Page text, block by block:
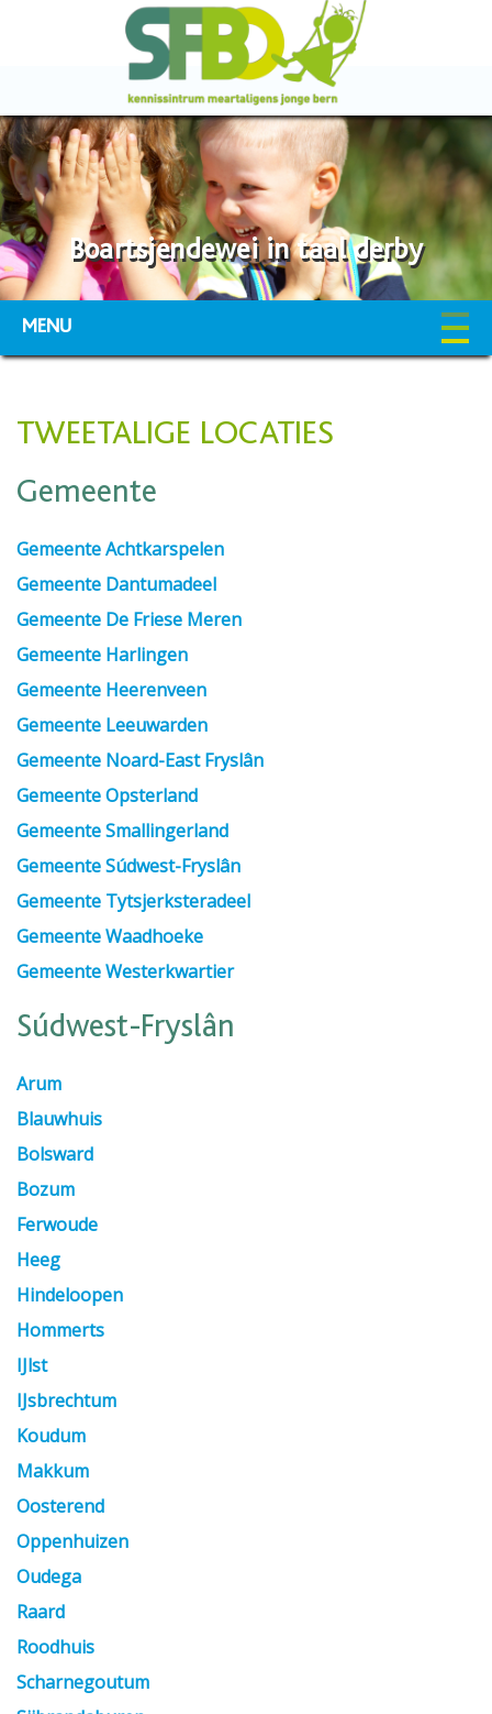
Boartsjendewei in taal derby
MENU
TWEETALIGE LOCATIES
Gemeente
Gemeente Achtkarspelen
Gemeente Dantumadeel
Gemeente De Friese Meren
Gemeente Harlingen
Gemeente Heerenveen
Gemeente Leeuwarden
Gemeente Noard-East Fryslân
Gemeente Opsterland
Gemeente Smallingerland
Gemeente Súdwest-Fryslân
Gemeente Tytsjerksteradeel
Gemeente Waadhoeke
Gemeente Westerkwartier
Súdwest-Fryslân
Arum
Blauwhuis
Bolsward
Bozum
Ferwoude
Heeg
Hindeloopen
Hommerts
IJlst
IJsbrechtum
Koudum
Makkum
Oosterend
Oppenhuizen
Oudega
Raard
Roodhuis
Scharnegoutum